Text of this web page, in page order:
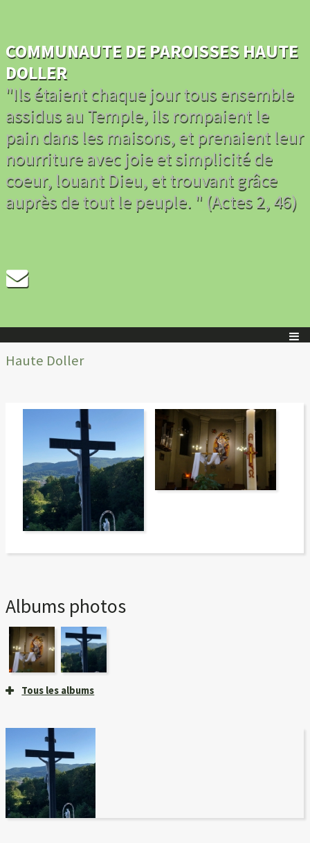
COMMUNAUTE DE PAROISSES HAUTE
DOLLER
"Ils étaient chaque jour tous ensemble
assidus au Temple, ils rompaient le
pain dans les maisons, et prenaient leur
nourriture avec joie et simplicité de
coeur, louant Dieu, et trouvant grâce
auprès de tout le peuple. " (Actes 2, 46)
Haute Doller
Albums photos
Tous les albums